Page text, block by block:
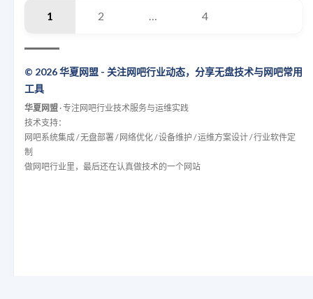
1 2 4
© 2026 华夏网盟 - 关注网吧行业动态，分享无盘技术与网吧常用
工具
华夏网盟 · 专注网吧行业技术服务与运维实践
技术支持：
网吧系统集成 / 无盘部署 / 网络优化 / 设备维护 / 运维方案设计 / 行业软件定
制
做网吧行业里，最后还在认真做技术的一个网站